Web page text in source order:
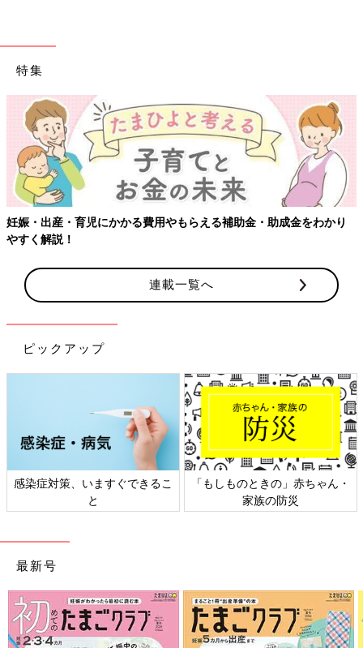
特集
妊娠・出産・育児にかかる費用やもらえる補助金・助成金をわかり
やすく解説！
連載一覧へ
ピックアップ
感染症対策、いますぐできるこ
と
「もしものときの」赤ちゃん・
家族の防災
最新号